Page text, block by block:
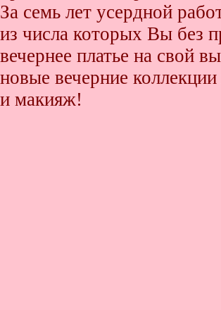
За семь лет усердной
из числа которых Вы без
вечернее платье на свой
новые вечерние
и макияж!